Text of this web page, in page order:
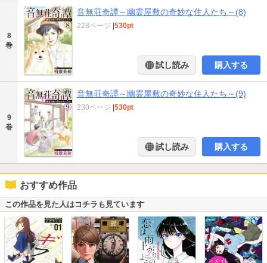
8
巻
音無荘奇譚～幽霊屋敷の奇妙な住人たち～(8)
228ページ 530pt
試し読み 購入する
9
巻
音無荘奇譚～幽霊屋敷の奇妙な住人たち～(9)
230ページ 530pt
試し読み 購入する
おすすめ作品
この作品を見た人はコチラも見ています